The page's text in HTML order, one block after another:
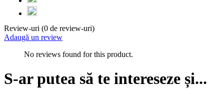
Review-uri (0 de review-uri)
Adaugă un review
No reviews found for this product.
S-ar putea să te intereseze și...